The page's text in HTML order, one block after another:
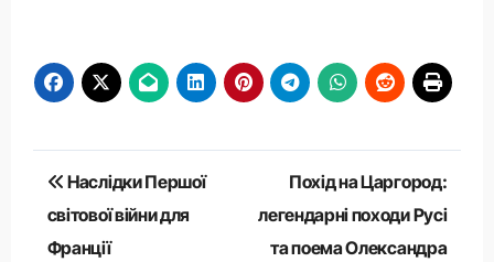
Навігація
записів
Наслідки Першої
світової війни для
Франції
Похід на Царгород:
легендарні походи Русі
та поема Олександра